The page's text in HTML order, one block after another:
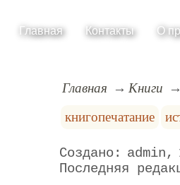
Главная Контакты О
Главная Книги
книгопечатание
admin